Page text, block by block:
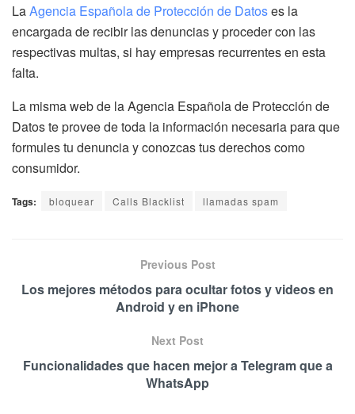
LaAgencia Española de Protección de Datoses la
encargada de recibir las denuncias y proceder con las
respectivas multas, si hay empresas recurrentes en esta
falta.
La misma web de la Agencia Española de Protección de
Datos te provee de toda la información necesaria para que
formules tu denuncia y conozcas tus derechos como
consumidor.
Tags: bloquear Calls Blacklist llamadas spam
Previous Post
Los mejores métodos para ocultar fotos y videos en
Android y en iPhone
Next Post
Funcionalidades que hacen mejor a Telegram que a
WhatsApp